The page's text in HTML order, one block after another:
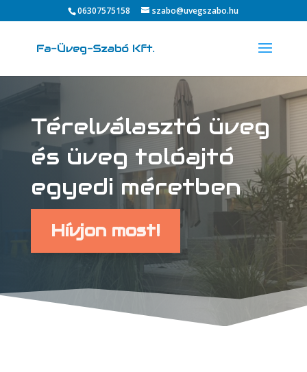
06307575158 szabo@uvegszabo.hu
Térelválasztó üveg
és üveg tolóajtó
egyedi méretben
Hívjon most!